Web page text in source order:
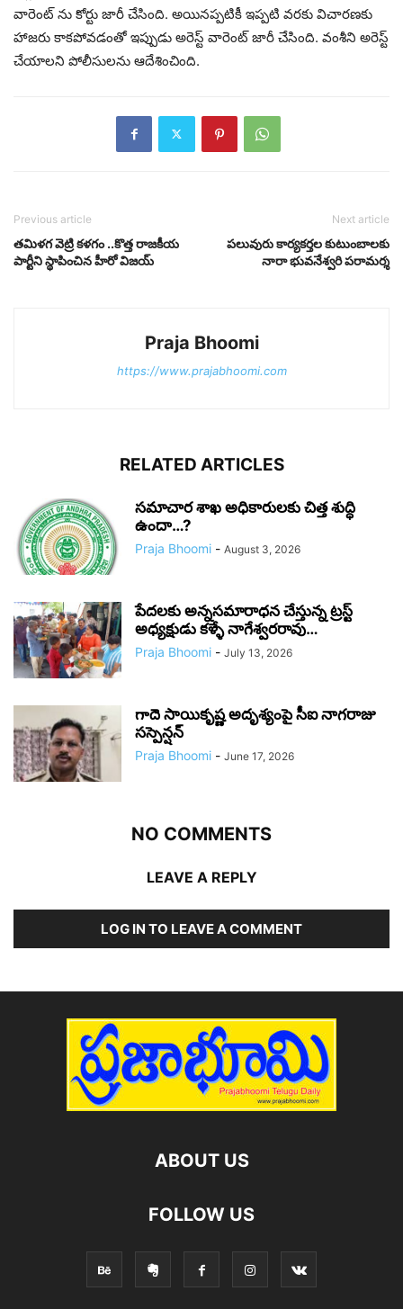
వారెంట్ ను కోర్టు జారీ చేసింది. అయినప్పటికీ ఇప్పటి వరకు విచారణకు
హాజరు కాకపోవడంతో ఇప్పుడు అరెస్ట్ వారెంట్ జారీ చేసింది. వంశీని అరెస్ట్
చేయాలని పోలీసులను ఆదేశించింది.
Previous article
తమిళగ వెట్రి కళగం ..కొత్త రాజకీయ
పార్టీని స్థాపించిన హీరో విజయ్
Next article
పలువురు కార్యకర్తల కుటుంబాలకు
నారా భువనేశ్వరి పరామర్శ
Praja Bhoomi
https://www.prajabhoomi.com
RELATED ARTICLES
సమాచార శాఖ అధికారులకు చిత్త శుద్ధి
ఉందా…?
Praja Bhoomi - August 3, 2026
పేదలకు అన్నసమారాధన చేస్తున్న ట్రస్ట్
అధ్యక్షుడు కళ్ళే నాగేశ్వరరావు…
Praja Bhoomi - July 13, 2026
గాదె సాయికృష్ణ అదృశ్యంపై సీఐ నాగరాజు
సస్పెన్షన్
Praja Bhoomi - June 17, 2026
NO COMMENTS
LEAVE A REPLY
LOG IN TO LEAVE A COMMENT
ABOUT US
FOLLOW US